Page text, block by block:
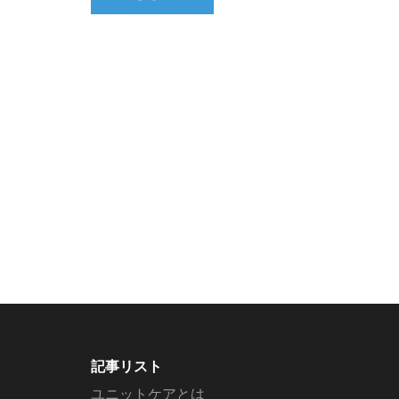
記事リスト
ユニットケアとは